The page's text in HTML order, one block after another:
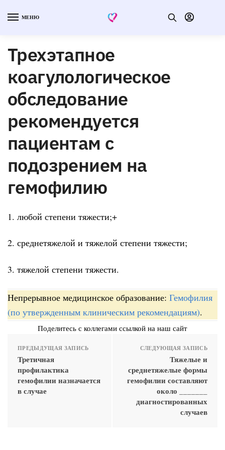
МЕНЮ
Трехэтапное
коагулологическое
обследование
рекомендуется
пациентам с
подозрением на
гемофилию
1. любой степени тяжести;+
2. среднетяжелой и тяжелой степени тяжести;
3. тяжелой степени тяжести.
Непрерывное медицинское образование: Гемофилия
(по утвержденным клиническим рекомендациям).
Поделитесь с коллегами ссылкой на наш сайт
ПРЕДЫДУЩАЯ ЗАПИСЬ
Третичная
профилактика
гемофилии назначается
в случае
СЛЕДУЮЩАЯ ЗАПИСЬ
Тяжелые и
среднетяжелые формы
гемофилии составляют
около _______
диагностированных
случаев